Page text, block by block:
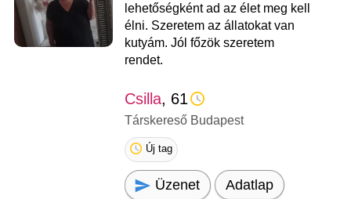
lehetőségként ad az élet meg kell
élni. Szeretem az állatokat van
kutyám. Jól főzök szeretem
rendet.
Csilla, 61
Társkereső Budapest
Új tag
Üzenet Adatlap